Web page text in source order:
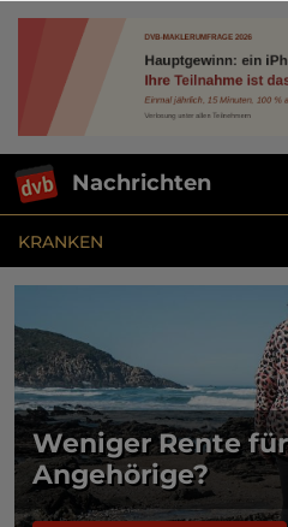
Nachrichten
KRANKEN
Weniger Rente
Angehörige?